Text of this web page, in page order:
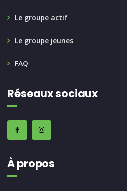
Le groupe actif
Le groupe jeunes
FAQ
Réseaux sociaux
À propos